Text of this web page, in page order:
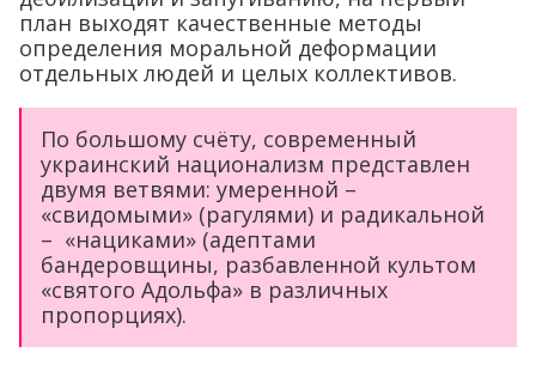
план выходят качественные методы
определения моральной деформации
отдельных людей и целых коллективов.
По большому счёту, современный
украинский национализм представлен
двумя ветвями: умеренной –
«свидомыми» (рагулями) и радикальной
– «нациками» (адептами
бандеровщины, разбавленной культом
«святого Адольфа» в различных
пропорциях).